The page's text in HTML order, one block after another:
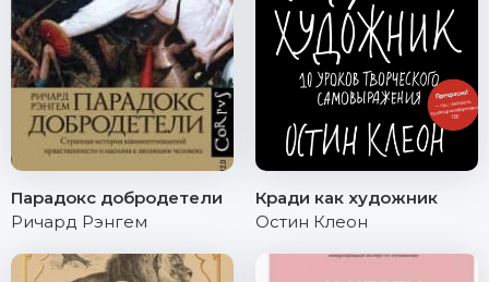
Парадокс добродетели
Ричард Рэнгем
Кради как художник
Остин Клеон